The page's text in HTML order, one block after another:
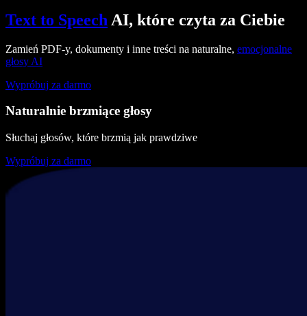
Text to Speech AI, które czyta za Ciebie
Zamień PDF-y, dokumenty i inne treści na naturalne, emocjonalne
głosy AI
Wypróbuj za darmo
Naturalnie brzmiące głosy
Słuchaj głosów, które brzmią jak prawdziwe
Wypróbuj za darmo